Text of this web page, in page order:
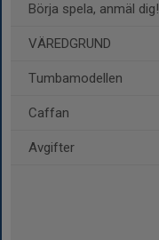
Börja spela, anmäl dig!
VÄREDGRUND
Tumbamodellen
Caffan
Avgifter